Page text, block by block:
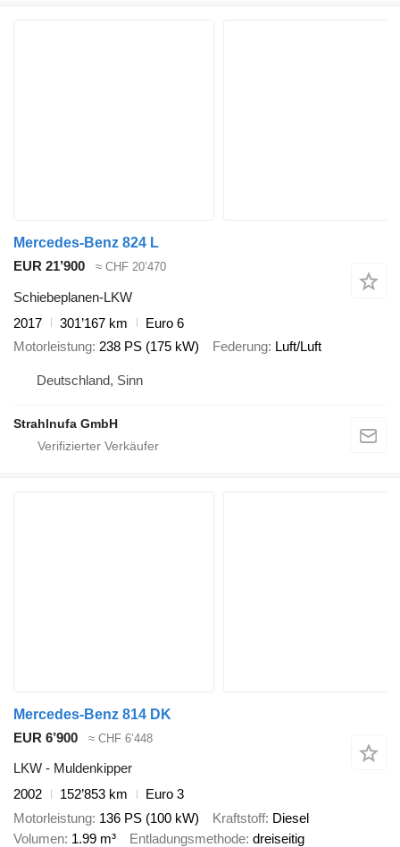
Mercedes-Benz 824 L
EUR 21’900
≈ CHF 20’470
Schiebeplanen-LKW
2017
301’167 km
Euro 6
Motorleistung 238 PS (175 kW) Federung Luft/Luft
Deutschland, Sinn
Strahlnufa GmbH
Mercedes-Benz 814 DK
EUR 6’900
≈ CHF 6’448
LKW - Muldenkipper
2002
152’853 km
Euro 3
Motorleistung 136 PS (100 kW) Kraftstoff Diesel
Volumen 1.99 m³ Entladungsmethode dreiseitig